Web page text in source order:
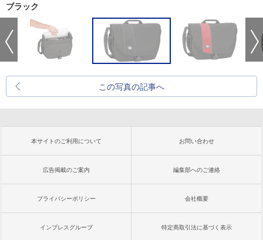
ブラック
この写真の記事へ
本サイトのご利用について お問い合わせ
広告掲載のご案内 編集部へのご連絡
プライバシーポリシー 会社概要
インプレスグループ 特定商取引法に基づく表示